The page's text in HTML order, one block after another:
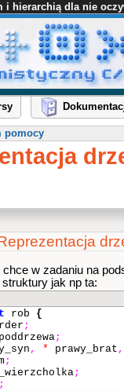
i hierarchią dla nie
pomocy
chce w zadaniu na
jak np ta:
rob {
;
;
, * prawy_brat ,
;
;
;